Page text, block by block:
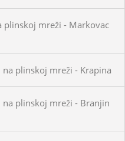
plinskoj mreži - Markovac
plinskoj mreži - Krapina
plinskoj mreži - Branjin